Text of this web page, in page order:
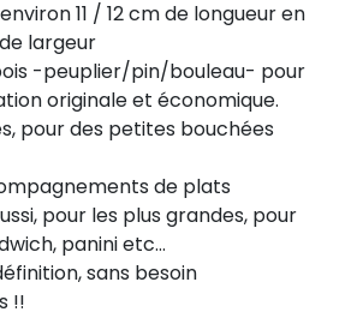
11 / 12 cm de longueur en
largeur
-peuplier/pin/bouleau- pour
originale et économique.
pour des petites bouchées
de plats
pour les plus grandes, pour
panini etc…
sans besoin
!!